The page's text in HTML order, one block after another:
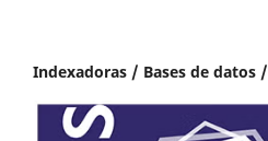
Indexadoras / Bases de datos